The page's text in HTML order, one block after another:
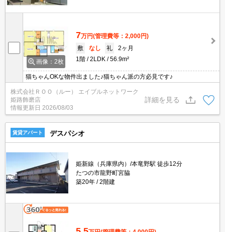
画像：2枚
7万円(管理費等：2,000円)
敷
なし 礼
2ヶ月
1階
2LDK 56.9m²
猫ちゃんOKな物件出ました♪猫ちゃん派の方必見です♪
株式会社ＲＯＯ（ルー） エイブルネットワーク
姫路飾磨店
情報更新日 2026/08/03
詳細を見る
賃貸アパート デスパシオ
姫新線（兵庫県内）/本竜野駅 徒歩12分
たつの市龍野町宮脇
築20年
2階建